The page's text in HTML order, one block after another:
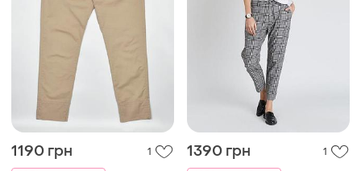
1190 грн
1
1390 грн
1